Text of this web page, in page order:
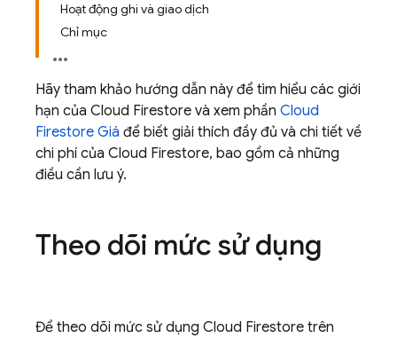
Hoạt động ghi và giao dịch
Chỉ mục
Hãy tham khảo hướng dẫn này để tìm hiểu các giới
hạn của Cloud Firestore và xem phần Cloud
Firestore Giá để biết giải thích đầy đủ và chi tiết về
chi phí của Cloud Firestore, bao gồm cả những
điều cần lưu ý.
Theo dõi mức sử dụng
Để theo dõi mức sử dụng Cloud Firestore trên